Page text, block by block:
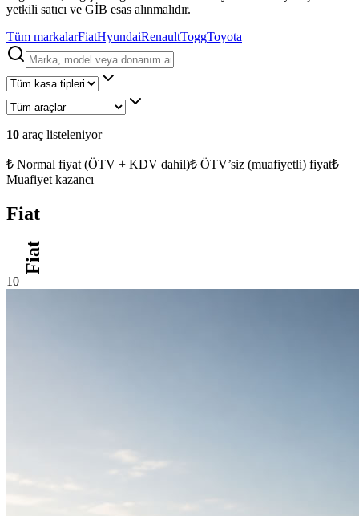
yetkili satıcı ve GİB esas alınmalıdır.
Tüm markalarFiatHyundaiRenaultToggToyota
10 araç listeleniyor
₺ Normal fiyat (ÖTV + KDV dahil)₺ ÖTV’siz (muafiyetli) fiyat₺
Muafiyet kazancı
Fiat
Fiat
10